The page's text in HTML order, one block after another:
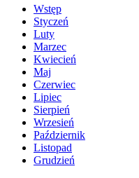
Wstęp
Styczeń
Luty
Marzec
Kwiecień
Maj
Czerwiec
Lipiec
Sierpień
Wrzesień
Październik
Listopad
Grudzień